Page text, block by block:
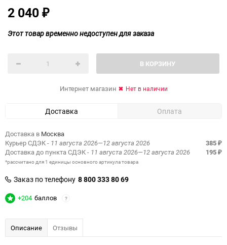
2 040 ₽
Этот товар временно недоступен для заказа
В КОРЗИНУ
Интернет магазин Нет в наличии
Доставка Оплата
Доставка в Москва
Курьер СДЭК- 11 августа 2026—12 августа 2026 385 ₽
Доставка до пункта СДЭК- 11 августа 2026—12 августа 2026 195 ₽
*рассчитано для 1 единицы основного артикула товара
Заказ по телефону 8 800 333 80 69
+204 баллов ?
Описание Отзывы